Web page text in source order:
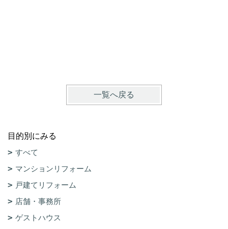
一覧へ戻る
目的別にみる
すべて
マンションリフォーム
戸建てリフォーム
店舗・事務所
ゲストハウス